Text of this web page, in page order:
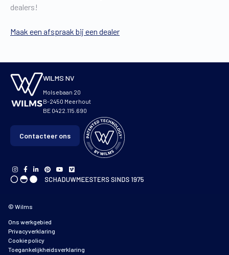
dealers!
Maak een afspraak bij een dealer
WILMS NV
Molsebaan 20
B-2450 Meerhout
BE 0422.115.690
Contacteer ons
© Wilms
Ons werkgebied
Privacyverklaring
Cookie policy
Toegankelijkheidsverklaring